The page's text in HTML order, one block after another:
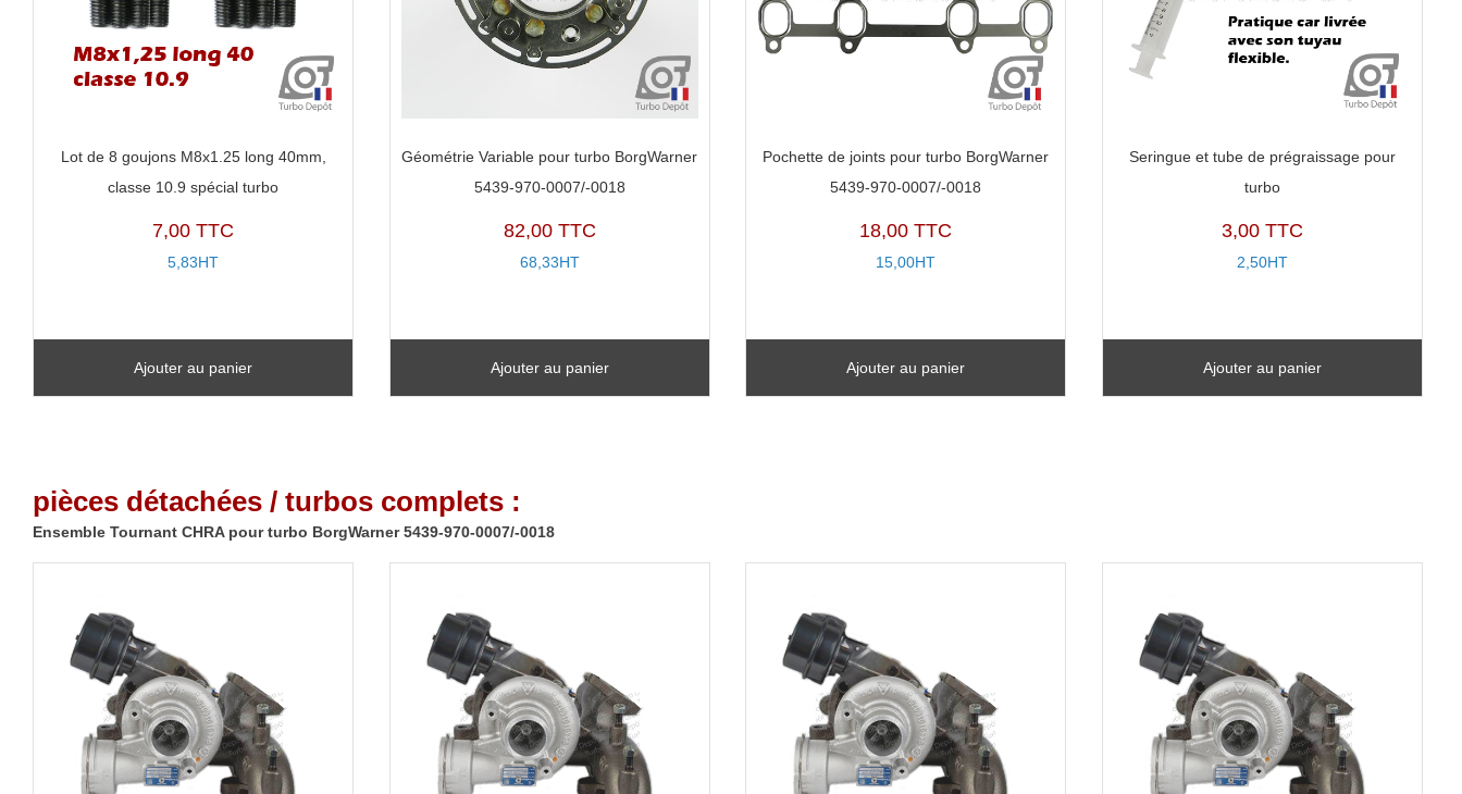
Lot de 8 goujons M8x1.25 long 40mm,
classe 10.9 spécial turbo
7,00 TTC
5,83HT
Ajouter au panier
Géométrie Variable pour turbo BorgWarner
5439-970-0007/-0018
82,00 TTC
68,33HT
Ajouter au panier
Pochette de joints pour turbo BorgWarner
5439-970-0007/-0018
18,00 TTC
15,00HT
Ajouter au panier
Seringue et tube de prégraissage pour
turbo
3,00 TTC
2,50HT
Ajouter au panier
pièces détachées / turbos complets :
Ensemble Tournant CHRA pour turbo BorgWarner 5439-970-0007/-0018